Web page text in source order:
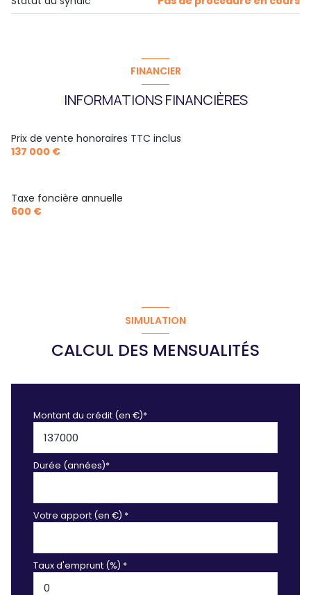
FINANCIER
INFORMATIONS FINANCIÈRES
Prix de vente honoraires TTC inclus
137 000 €
Taxe foncière annuelle
600 €
SIMULATION
CALCUL DES MENSUALITÉS
Montant du crédit (en €)*
Durée (années)*
Votre apport (en €) *
Taux d'emprunt (%) *